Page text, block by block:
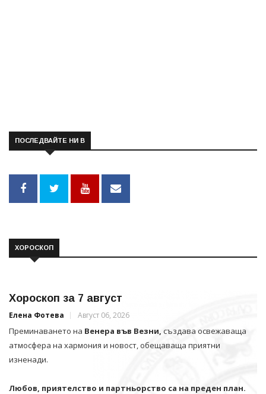
ПОСЛЕДВАЙТЕ НИ В
ХОРОСКОП
Хороскоп за 7 август
Елена Фотева Август 06, 2026
Преминаването на Венера във Везни, създава освежаваща
атмосфера на хармония и новост, обещаваща приятни
изненади.
Любов, приятелство и партньорство са на преден план.